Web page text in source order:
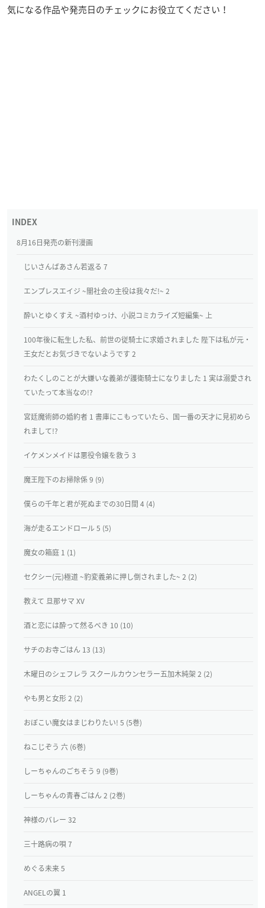
気になる作品や発売日のチェックにお役立てください！
8月16日発売の新刊漫画
じいさんばあさん若返る 7
エンプレスエイジ ~闇社会の主役は我々だ!~ 2
酔いとゆくすえ ~酒村ゆっけ、小説コミカライズ短編集~ 上
100年後に転生した私、前世の従騎士に求婚されました 陛下は私が元・
王女だとお気づきでないようです 2
わたくしのことが大嫌いな義弟が護衛騎士になりました 1 実は溺愛され
ていたって本当なの!?
宮廷魔術師の婚約者 1 書庫にこもっていたら、国一番の天才に見初めら
れまして!?
イケメンメイドは悪役令嬢を救う 3
魔王陛下のお掃除係 9 (9)
僕らの千年と君が死ぬまでの30日間 4 (4)
海が走るエンドロール 5 (5)
魔女の箱庭 1 (1)
セクシー(元)極道 ~豹変義弟に押し倒されました~ 2 (2)
教えて 旦那サマ XV
酒と恋には酔って然るべき 10 (10)
サチのお寺ごはん 13 (13)
木曜日のシェフレラ スクールカウンセラー五加木純架 2 (2)
やも男と女形 2 (2)
おぼこい魔女はまじわりたい! 5 (5巻)
ねこじぞう 六 (6巻)
しーちゃんのごちそう 9 (9巻)
しーちゃんの青春ごはん 2 (2巻)
神様のバレー 32
三十路病の唄 7
めぐる未来 5
ANGELの翼 1